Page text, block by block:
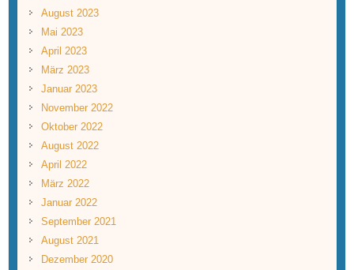
August 2023
Mai 2023
April 2023
März 2023
Januar 2023
November 2022
Oktober 2022
August 2022
April 2022
März 2022
Januar 2022
September 2021
August 2021
Dezember 2020